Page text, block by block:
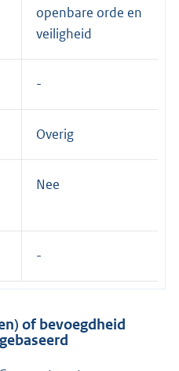
openbare orde en
veiligheid
Overig
Nee
of bevoegdheid